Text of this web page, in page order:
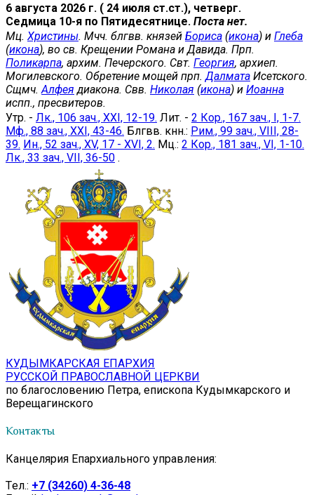
6 августа 2026 г. ( 24 июля ст.ст.), четверг.
Седмица 10-я по Пятидесятнице. Поста нет.
Мц. Христины. Мчч. блгвв. князей Бориса (икона) и Глеба
(икона), во св. Крещении Романа и Давида. Прп.
Поликарпа, архим. Печерского. Свт. Георгия, архиеп.
Могилевского. Обретение мощей прп. Далмата Исетского.
Сщмч. Алфея диакона. Свв. Николая (икона) и Иоанна
испп., пресвитеров.
Утр. - Лк., 106 зач., XXI, 12-19. Лит. - 2 Кор., 167 зач., I, 1-7.
Мф., 88 зач., XXI, 43-46. Блгвв. кнн.: Рим., 99 зач., VIII, 28-
39. Ин., 52 зач., XV, 17 - XVI, 2. Мц.: 2 Кор., 181 зач., VI, 1-10.
Лк., 33 зач., VII, 36-50 .
КУДЫМКАРСКАЯ ЕПАРХИЯ
РУССКОЙ ПРАВОСЛАВНОЙ ЦЕРКВИ
по благословению Петра, епископа Кудымкарского и
Верещагинского
Контакты
Канцелярия Епархиального управления:
Tел.: +7 (34260) 4-36-48